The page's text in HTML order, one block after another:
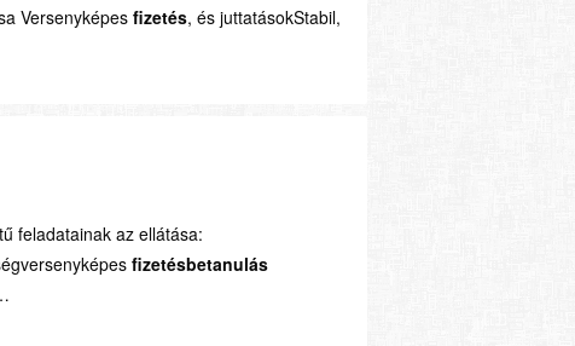
Versenyképesfizetés, és juttatásokStabil,
feladatainak az ellátása:
fizetésbetanulás